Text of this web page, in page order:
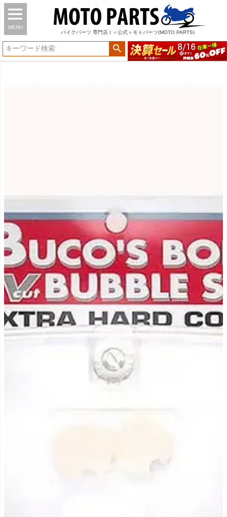
MENU
バイク パーツ 専門店 | ＜公式＞モトパーツ(MOTO PARTS)